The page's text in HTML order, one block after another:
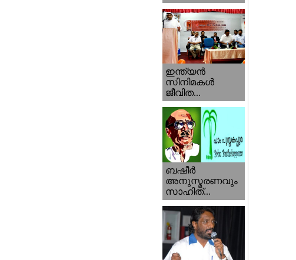
ഇന്ത്യന്‍
സിനിമകള്‍
ജീവിത...
ബഷീര്‍
അനുസ്മരണവും
സാഹിത്...